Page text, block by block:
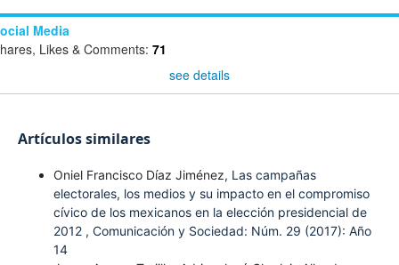
Media
Likes & Comments: 71
see details
Artículos similares
Oniel Francisco Díaz Jiménez, Las campañas
electorales, los medios y su impacto en el compromiso
cívico de los mexicanos en la elección presidencial de
2012 , Comunicación y Sociedad: Núm. 29 (2017): Año
14